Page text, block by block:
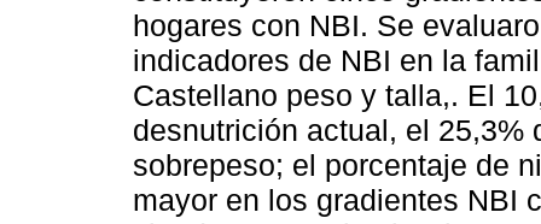
hogares con NBI. Se
indicadores de NBI en la
Castellano peso y talla,. El
desnutrición actual, el 25,3%
sobrepeso; el porcentaje de
mayor en los gradientes NBI